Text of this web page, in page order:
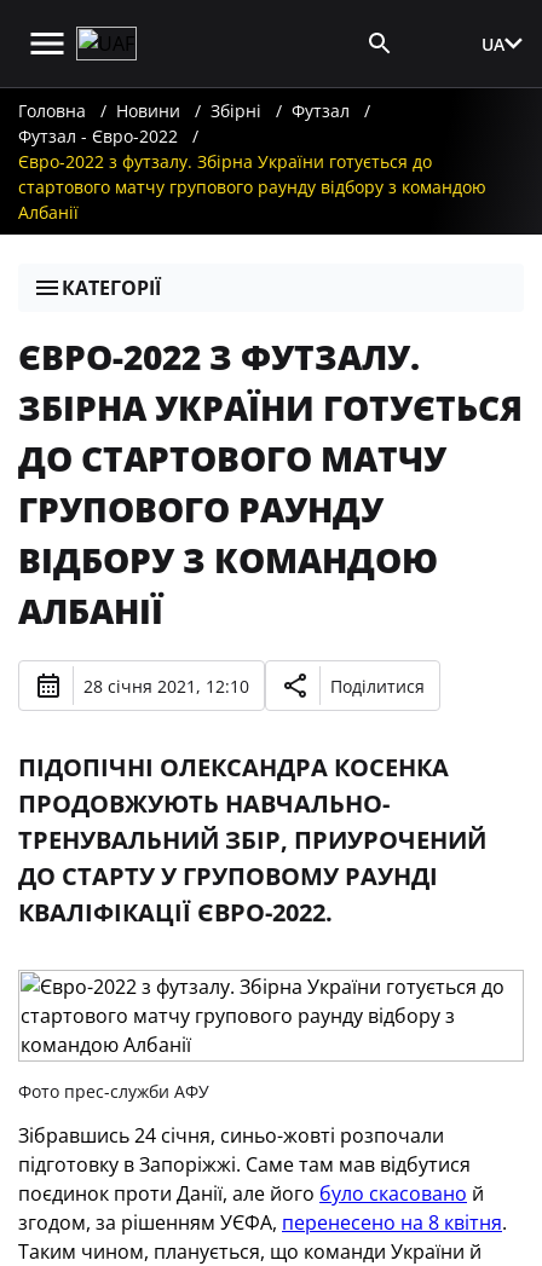
UA
Головна Новини Збірні
Футзал
Футзал - Євро-2022
Євро-2022 з футзалу. Збірна України готується до
стартового матчу групового раунду відбору з командою
Албанії
КАТЕГОРІЇ
ЄВРО-2022 З ФУТЗАЛУ.
ЗБІРНА УКРАЇНИ ГОТУЄТЬСЯ
ДО СТАРТОВОГО МАТЧУ
ГРУПОВОГО РАУНДУ
ВІДБОРУ З КОМАНДОЮ
АЛБАНІЇ
28 січня 2021, 12:10 Поділитися
ПІДОПІЧНІ ОЛЕКСАНДРА КОСЕНКА
ПРОДОВЖУЮТЬ НАВЧАЛЬНО-
ТРЕНУВАЛЬНИЙ ЗБІР, ПРИУРОЧЕНИЙ
ДО СТАРТУ У ГРУПОВОМУ РАУНДІ
КВАЛІФІКАЦІЇ ЄВРО-2022.
Фото прес-служби АФУ
Зібравшись 24 січня, синьо-жовті розпочали
підготовку в Запоріжжі. Саме там мав відбутися
поєдинок проти Данії, але його було скасовано й
згодом, за рішенням УЄФА, перенесено на 8 квітня.
Таким чином, планується, що команди України й